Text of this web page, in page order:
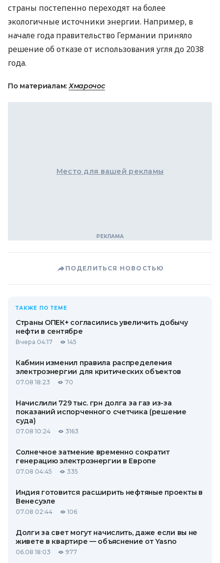
страны постепенно переходят на более
экологичные источники энергии. Например, в
начале года правительство Германии приняло
решение об отказе от использования угля до 2038
года.
По материалам:Хмарочос
Место для вашей рекламы
ПОДЕЛИТЬСЯ НОВОСТЬЮ
ТАКЖЕ ПО ТЕМЕ
Страны ОПЕК+ согласились увеличить добычу
нефти в сентябре
Вчера 04:17 145
Кабмин изменил правила распределения
электроэнергии для критических объектов
07.08 18:23 70
Начислили 729 тыс. грн долга за газ из-за
показаний испорченного счетчика (решение
суда)
07.08 10:24 3163
Солнечное затмение временно сократит
генерацию электроэнергии в Европе
07.08 04:45 335
Индия готовится расширить нефтяные проекты в
Венесуэле
07.08 02:44 106
Долги за свет могут начислить, даже если вы не
живете в квартире — объяснение от Yasno
06.08 18:03 977